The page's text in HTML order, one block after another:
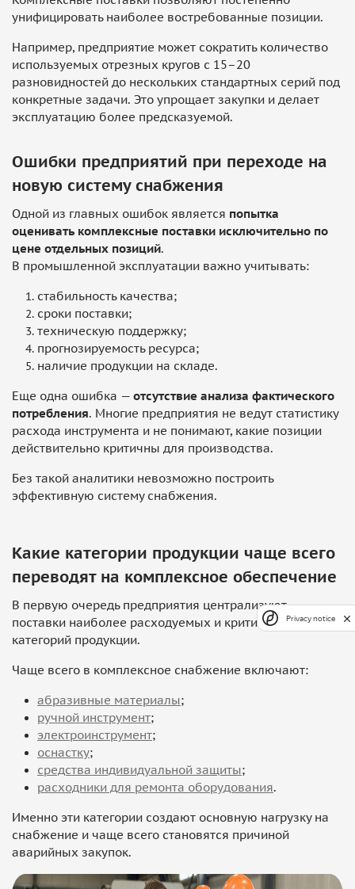
унифицировать наиболее востребованные позиции.
Например, предприятие может сократить количество
используемых отрезных кругов с 15–20
разновидностей до нескольких стандартных серий под
конкретные задачи. Это упрощает закупки и делает
эксплуатацию более предсказуемой.
Ошибки предприятий при переходе на
новую систему снабжения
Одной из главных ошибок является попытка
оценивать комплексные поставки исключительно по
цене отдельных позиций.
В промышленной эксплуатации важно учитывать:
стабильность качества;
сроки поставки;
техническую поддержку;
прогнозируемость ресурса;
наличие продукции на складе.
Еще одна ошибка — отсутствие анализа фактического
потребления. Многие предприятия не ведут статистику
расхода инструмента и не понимают, какие позиции
действительно критичны для производства.
Без такой аналитики невозможно построить
эффективную систему снабжения.
Какие категории продукции чаще всего
переводят на комплексное обеспечение
В первую очередь предприятия централизуют
поставки наиболее расходуемых и критически важных
категорий продукции.
Чаще всего в комплексное снабжение включают:
абразивные материалы;
ручной инструмент;
электроинструмент;
оснастку;
средства индивидуальной защиты;
расходники для ремонта оборудования.
Именно эти категории создают основную нагрузку на
снабжение и чаще всего становятся причиной
аварийных закупок.
Privacy notice